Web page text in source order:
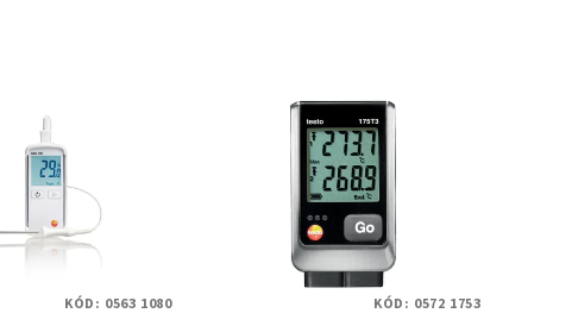
KÓD: 0563 1080 KÓD: 0572 1753